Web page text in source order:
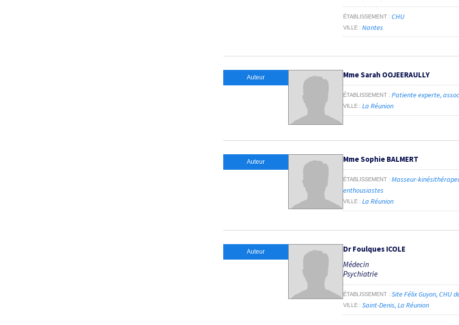
ÉTABLISSEMENT CHU
VILLE Nantes
Auteur Mme Sarah OOJEERAULLY
ÉTABLISSEMENT Patiente experte,
VILLE La Réunion
Auteur Mme Sophie BALMERT
ÉTABLISSEMENT
Masseur-
enthousiastes
VILLE La Réunion
Auteur
Dr Foulques ICOLE
Médecin
Psychiatrie
ÉTABLISSEMENT Site Félix Guyon, CHU
VILLE Saint-Denis, La Réunion